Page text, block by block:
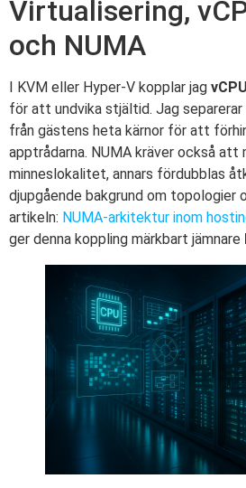
Virtualisering,
och NUMA
I KVM eller Hyper-V kopplar jag
för att undvika stjältid. Jag
från gästens heta kärnor för att
apptrådarna. NUMA kräver också att
minneslokalitet, annars fördubblas
djupgående bakgrund om topologier
artikeln: NUMA-arkitektur inom
ger denna koppling märkbart jämnare